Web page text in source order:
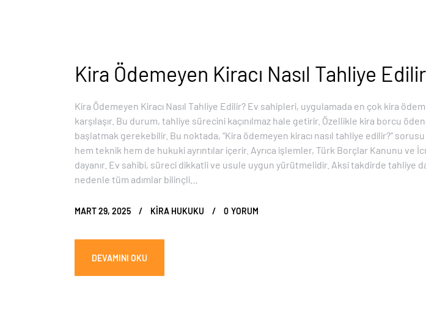
Kira Ödemeyen Kiracı Nasıl Tahliye
Kira Ödemeyen Kiracı Nasıl Tahliye Edilir? Ev sahipleri, uygulamada en çok kira
karşılaşır. Bu durum, tahliye sürecini kaçınılmaz hale getirir. Özellikle kira borcu
başlatmak gerekebilir. Bu noktada, “Kira ödemeyen kiracı nasıl tahliye edilir?”
hem teknik hem de hukuki ayrıntılar içerir. Ayrıca işlemler, Türk Borçlar Kanunu ve
dayanır. Ev sahibi, süreci dikkatli ve usule uygun yürütmelidir. Aksi takdirde tahliye
nedenle tüm adımlar bilinçli…
MART 29, 2025 KIRA HUKUKU 0 YORUM
DEVAMINI OKU